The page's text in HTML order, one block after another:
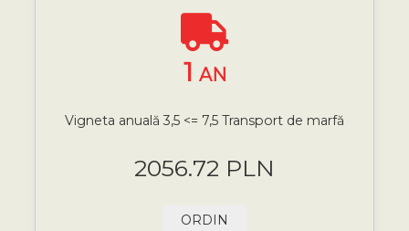
1 AN
Vigneta anuală 3,5 <= 7,5 Transport de marfă
2056.72 PLN
ORDIN